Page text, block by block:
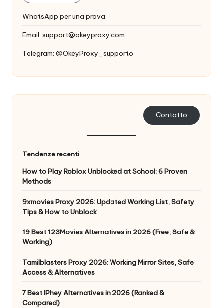
WhatsApp per una prova
Email: support@okeyproxy.com
Telegram: @OkeyProxy_supporto
Contatto
Tendenze recenti
How to Play Roblox Unblocked at School: 6 Proven
Methods
9xmovies Proxy 2026: Updated Working List, Safety
Tips & How to Unblock
19 Best 123Movies Alternatives in 2026 (Free, Safe &
Working)
Tamilblasters Proxy 2026: Working Mirror Sites, Safe
Access & Alternatives
7 Best IPhey Alternatives in 2026 (Ranked &
Compared)